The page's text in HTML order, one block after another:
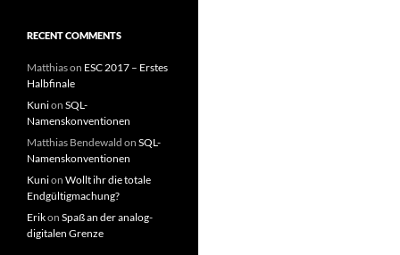
RECENT COMMENTS
Matthiason ESC 2017 – Erstes
Halbfinale
Kunion SQL-
Namenskonventionen
Matthias Bendewald on SQL-
Namenskonventionen
Kunion Wollt ihr die totale
Endgültigmachung?
Erikon Spaß an der analog-
digitalen Grenze